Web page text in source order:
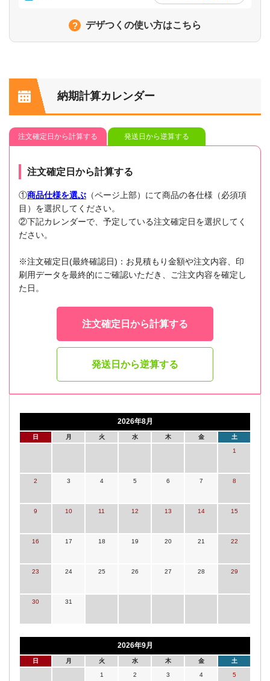
デザつくの使い方はこちら
納期計算カレンダー
注文確定日から計算する 発送日から逆算する
注文確定日から計算する
①商品仕様を選ぶ （ページ上部）にて商品の各仕様（必須項
目）を選択してください。
②下記カレンダーで、予定している注文確定日を選択してく
ださい。
※注文確定日(最終確認日)：お見積もり金額や注文内容、印
刷用データを最終的にご確認いただき、ご注文内容を確定し
た日。
注文確定日から計算する
発送日から逆算する
2026年8月
日 月 火 水 木 金 土
1
2 3 4 5 6 7 8
9 10 11 12 13 14 15
16 17 18 19 20 21 22
23 24 25 26 27 28 29
30 31
2026年9月
日 月 火 水 木 金 土
1 2 3 4 5